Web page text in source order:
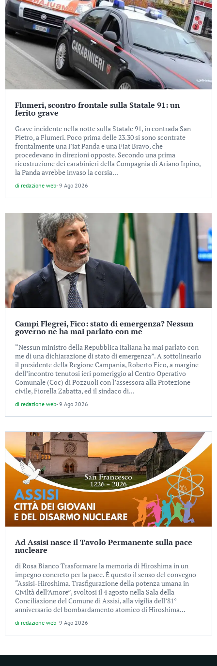
Flumeri, scontro frontale sulla Statale 91: un
ferito grave
Grave incidente nella notte sulla Statale 91, in contrada San
Pietro, a Flumeri. Poco prima delle 23.30 si sono scontrate
frontalmente una Fiat Panda e una Fiat Bravo, che
procedevano in direzioni opposte. Secondo una prima
ricostruzione dei carabinieri della Compagnia di Ariano Irpino,
la Panda avrebbe invaso la corsia...
di redazione web-9 Ago 2026
Campi Flegrei, Fico: stato di emergenza? Nessun
governo ne ha mai parlato con me
“Nessun ministro della Repubblica italiana ha mai parlato con
me di una dichiarazione di stato di emergenza”. A sottolinearlo
il presidente della Regione Campania, Roberto Fico, a margine
dell’incontro tenutosi ieri pomeriggio al Centro Operativo
Comunale (Coc) di Pozzuoli con l’assessora alla Protezione
civile, Fiorella Zabatta, ed il sindaco di...
di redazione web-9 Ago 2026
Ad Assisi nasce il Tavolo Permanente sulla pace
nucleare
di Rosa Bianco Trasformare la memoria di Hiroshima in un
impegno concreto per la pace. È questo il senso del convegno
“Assisi-Hiroshima. Trasfigurazione della potenza umana in
Civiltà dell’Amore”, svoltosi il 4 agosto nella Sala della
Conciliazione del Comune di Assisi, alla vigilia dell’81°
anniversario del bombardamento atomico di Hiroshima...
di redazione web-9 Ago 2026